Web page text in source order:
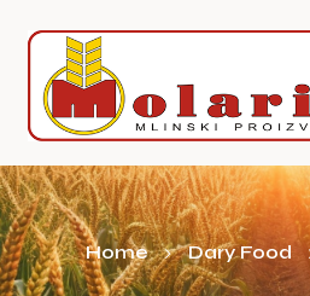
Home Dary Food